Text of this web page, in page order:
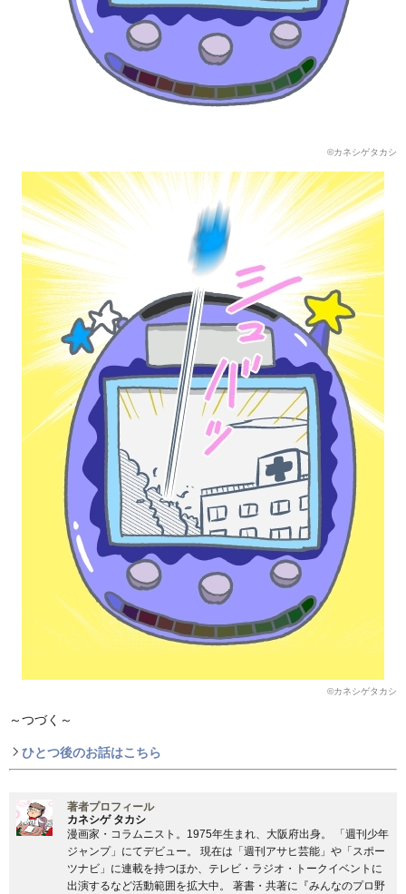
©カネシゲタカシ
©カネシゲタカシ
～つづく～
ひとつ後のお話はこちら
著者プロフィール
カネシゲ タカシ
漫画家・コラムニスト。1975年生まれ、大阪府出身。 「週刊少年
ジャンプ」にてデビュー。 現在は「週刊アサヒ芸能」や「スポー
ツナビ」に連載を持つほか、テレビ・ラジオ・トークイベントに
出演するなど活動範囲を拡大中。 著書・共著に『みんなのプロ野